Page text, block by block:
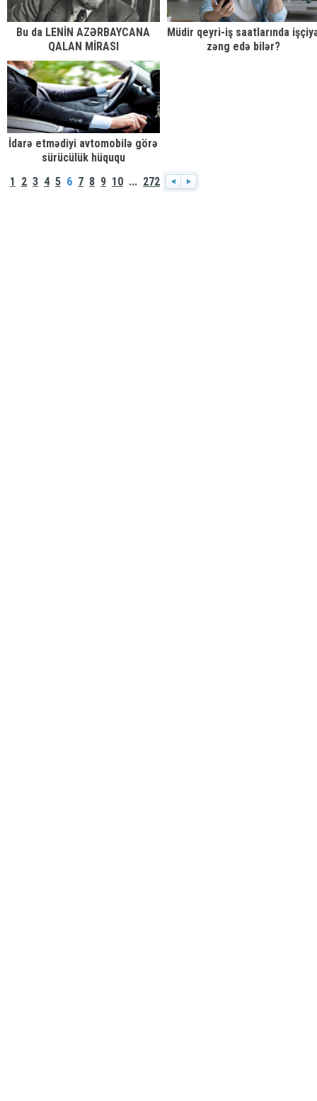
Bu da LENİN AZƏRBAYCANA
QALAN MİRASI
Müdir qeyri-iş saatlarında
zəng edə bilər?
İdarə etmədiyi avtomobilə görə
sürücülük hüququ
1 2 3 4 5 6 7 8 9 10 ... 272